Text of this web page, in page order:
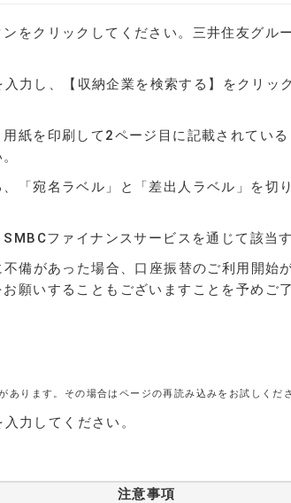
をクリックしてください。三井住友グル
力し、【収納企業を検索する】をクリッ
紙を印刷して2ページ目に記載されてい
「宛名ラベル」と「差出人ラベル」を切
ファイナンスサービスを通じて該当
備があった場合、口座振替のご利用開始
願いすることもございますことを予めご
ります。その場合はページの再読み込みをお試しくだ
入力してください。
注意事項